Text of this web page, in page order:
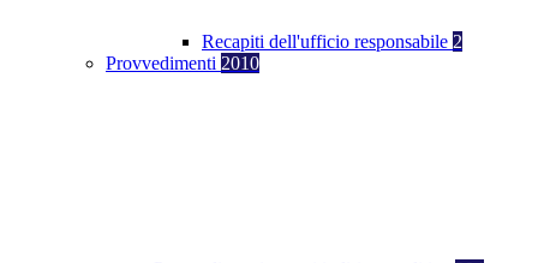
Recapiti dell'ufficio responsabile 2
Provvedimenti 2010